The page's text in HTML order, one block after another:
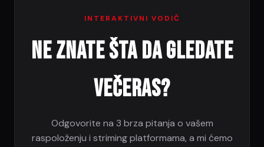
INTERAKTIVNI VODIČ
Ne znate šta da gledate
večeras?
Odgovorite na 3 brza pitanja o vašem
raspoloženju i striming platformama, a mi ćemo